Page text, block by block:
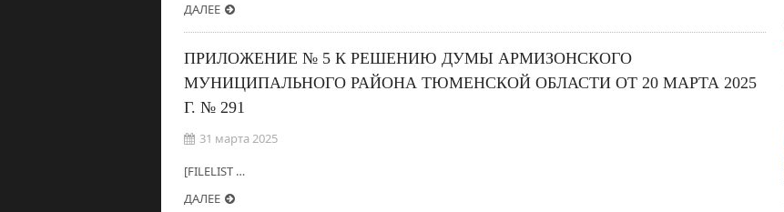
ДАЛЕЕ
ПРИЛОЖЕНИЕ № 5 К РЕШЕНИЮ ДУМЫ АРМИЗОНСКОГО
МУНИЦИПАЛЬНОГО РАЙОНА ТЮМЕНСКОЙ ОБЛАСТИ ОТ 20 МАРТА 2025
Г. № 291
31 марта 2025
[FILELIST …
ДАЛЕЕ